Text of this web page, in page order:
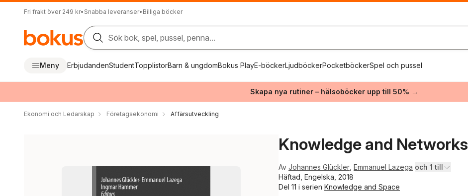
Fri frakt över 249 kr• Snabba leveranser• Billiga böcker
Sök bok, spel, pussel, penna...
Meny ErbjudandenStudentTopplistorBarn & ungdomBokus PlayE-böckerLjudböckerPocketböckerSpel och pussel
Skapa nya rutiner – hälsoböcker upp till 50% →
Ekonomi och Ledarskap Företagsekonomi Affärsutveckling
Knowledge and Networks
Av Johannes Glückler Emmanuel Lazega och 1 till
Häftad, Engelska, 2018
Del 11 i serien Knowledge and Space